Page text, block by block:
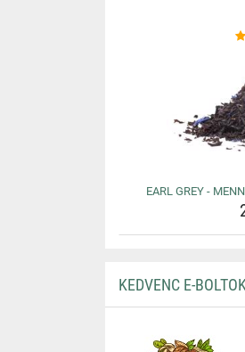
EARL GREY -
KEDVENC E-BOLTOK